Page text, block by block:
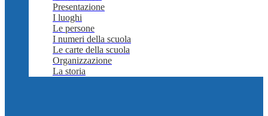
Presentazione
I luoghi
Le persone
I numeri della scuola
Le carte della scuola
Organizzazione
La storia